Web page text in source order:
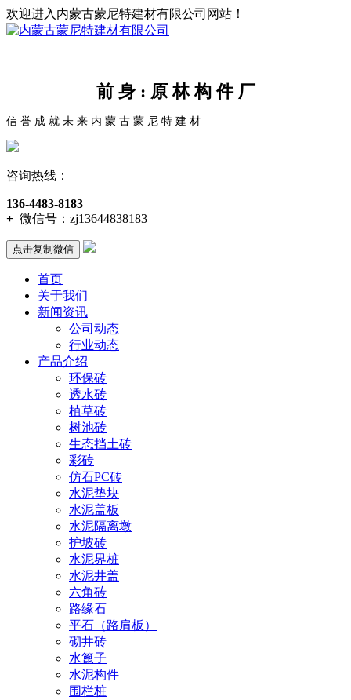
欢迎进入内蒙古蒙尼特建材有限公司网站！
前 身 : 原 林 构 件 厂
信 誉 成 就 未 来 内 蒙 古 蒙 尼 特 建 材
咨询热线：
136-4483-8183
+ 微信号： zj13644838183
点击复制微信
首页
关于我们
新闻资讯
公司动态
行业动态
产品介绍
环保砖
透水砖
植草砖
树池砖
生态挡土砖
彩砖
仿石PC砖
水泥垫块
水泥盖板
水泥隔离墩
护坡砖
水泥界桩
水泥井盖
六角砖
路缘石
平石（路肩板）
砌井砖
水篦子
水泥构件
围栏桩